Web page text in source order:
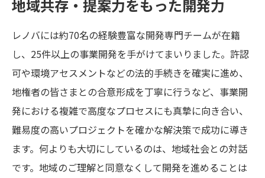
地域共存・提案力をもった開発力
レノバには約70名の経験豊富な開発専門チームが在籍
し、25件以上の事業開発を手がけてまいりました。許認
可や環境アセスメントなどの法的手続きを確実に進め、
地権者の皆さまとの合意形成を丁寧に行うなど、事業開
発における複雑で高度なプロセスにも真摯に向き合い、
難易度の高いプロジェクトを確かな解決策で成功に導き
ます。何よりも大切にしているのは、地域社会との対話
です。地域のご理解と同意なくして開発を進めることは